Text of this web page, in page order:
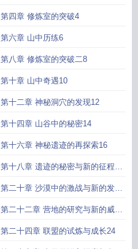
第四章 修炼室的突破4
第六章 山中历练6
第八章 修炼室的突破二8
第十章 山中奇遇10
第十二章 神秘洞穴的发现12
第十四章 山谷中的秘密14
第十六章 神秘遗迹的再探索16
第十八章 遗迹的秘密与新的征程
18
第二十章 沙漠中的激战与新的发现
20
第二十二章 营地的研究与新的威胁
22
第二十四章 联盟的试炼与成长24